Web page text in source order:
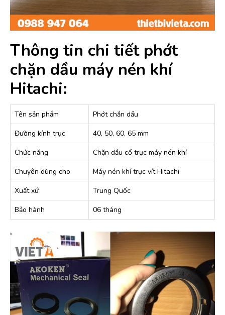
Thông tin chi tiết phớt
chặn dầu máy nén khí
Hitachi:
Tên sản phẩm
Phớt chắn dầu
Đường kính trục
40, 50, 60, 65 mm
Chức năng
Chặn dầu cổ trục máy nén khí
Chuyên dùng cho
Máy nén khí trục vít Hitachi
Xuất xứ
Trung Quốc
Bảo hành
06 tháng